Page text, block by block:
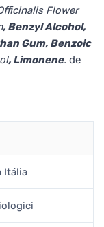
Flower
, Benzyl Alcohol,
Gum, Benzoic
, Limonene. de
Itália